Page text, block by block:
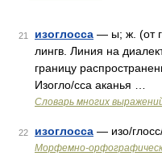
21 изоглосса — ы; ж. (от
лингв. Линия на
границу
Изогло/сса аканья …
Словарь многих
22 изоглосса — изо/
Морфемно-